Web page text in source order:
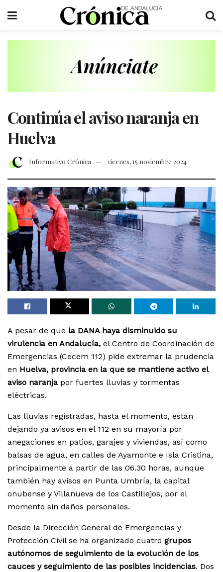
Continúa el aviso naranja en
Huelva
Informativo Crónica viernes, 15 noviembre 2024
A pesar de que la DANA haya disminuido su
virulencia en Andalucía, el Centro de Coordinación de
Emergencias (Cecem 112) pide extremar la prudencia
en Huelva, provincia en la que se mantiene activo el
aviso naranja por fuertes lluvias y tormentas
eléctricas.
Las lluvias registradas, hasta el momento, están
dejando ya avisos en el 112 en su mayoría por
anegaciones en patios, garajes y viviendas, así como
balsas de agua, en calles de Ayamonte e Isla Cristina,
principalmente a partir de las 06.30 horas, aunque
también hay avisos en Punta Umbría, la capital
onubense y Villanueva de los Castillejos, por el
momento sin daños personales.
Desde la Dirección General de Emergencias y
Protección Civil se ha organizado cuatro grupos
autónomos de seguimiento de la evolución de los
cauces y seguimiento de las posibles incidencias. Dos